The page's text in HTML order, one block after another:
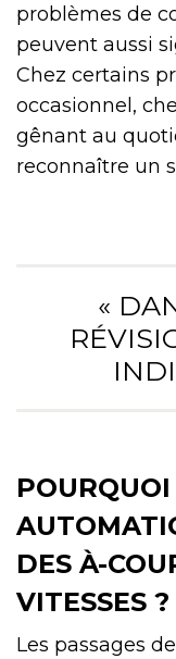
problèmes de
peuvent aussi
Chez certains
occasionnel,
gênant au
reconnaître un
«
DES À-
VITESSES ?
Les passages